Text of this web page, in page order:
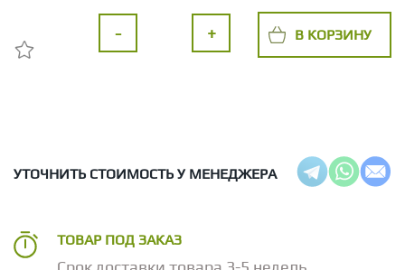
- + В КОРЗИНУ
УТОЧНИТЬ СТОИМОСТЬ У МЕНЕДЖЕРА
ТОВАР ПОД ЗАКАЗ